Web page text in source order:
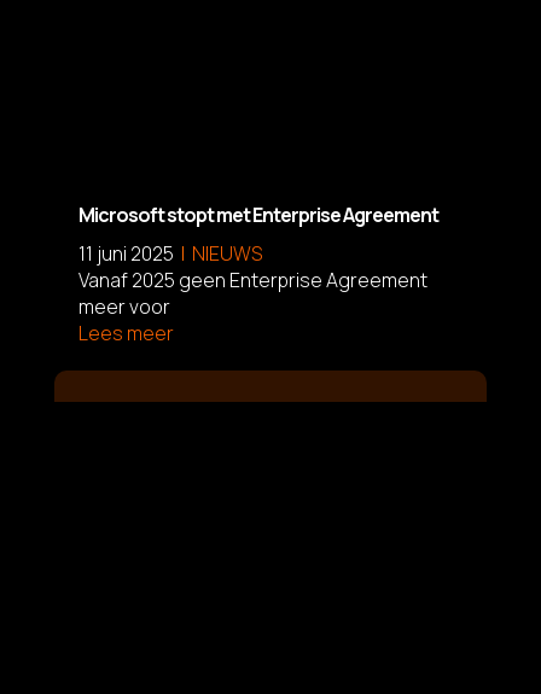
Microsoft stopt met Enterprise Agreement
11 juni 2025
NIEUWS
Vanaf 2025 geen Enterprise Agreement
meer voor
Lees meer
L